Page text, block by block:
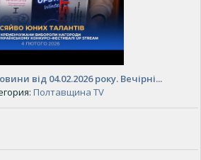
від 04.02.2026 року. Вечірні...
Полтавщина TV